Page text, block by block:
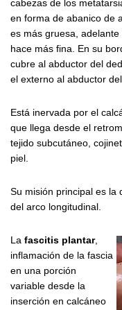
cabezas de los
en forma de abanico de
es más gruesa, adelante
hace más fina. En su
cubre al abductor del
el externo al abductor
Está inervada por el
que llega desde el
tejido subcutáneo,
piel.
Su misión principal es la
del arco longitudinal.
La fascitis plantar,
inflamación de la fascia
en una porción
variable desde la
inserción en calcáneo